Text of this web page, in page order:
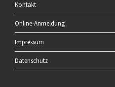
Kontakt
Online-Anmeldung
Impressum
Datenschutz